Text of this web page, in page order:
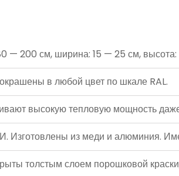
— 200 см, ширина: 15 — 25 см,
в любой цвет по шкале RAL.
высокую тепловую мощность
из меди и алюминия.
толстым слоем порошковой